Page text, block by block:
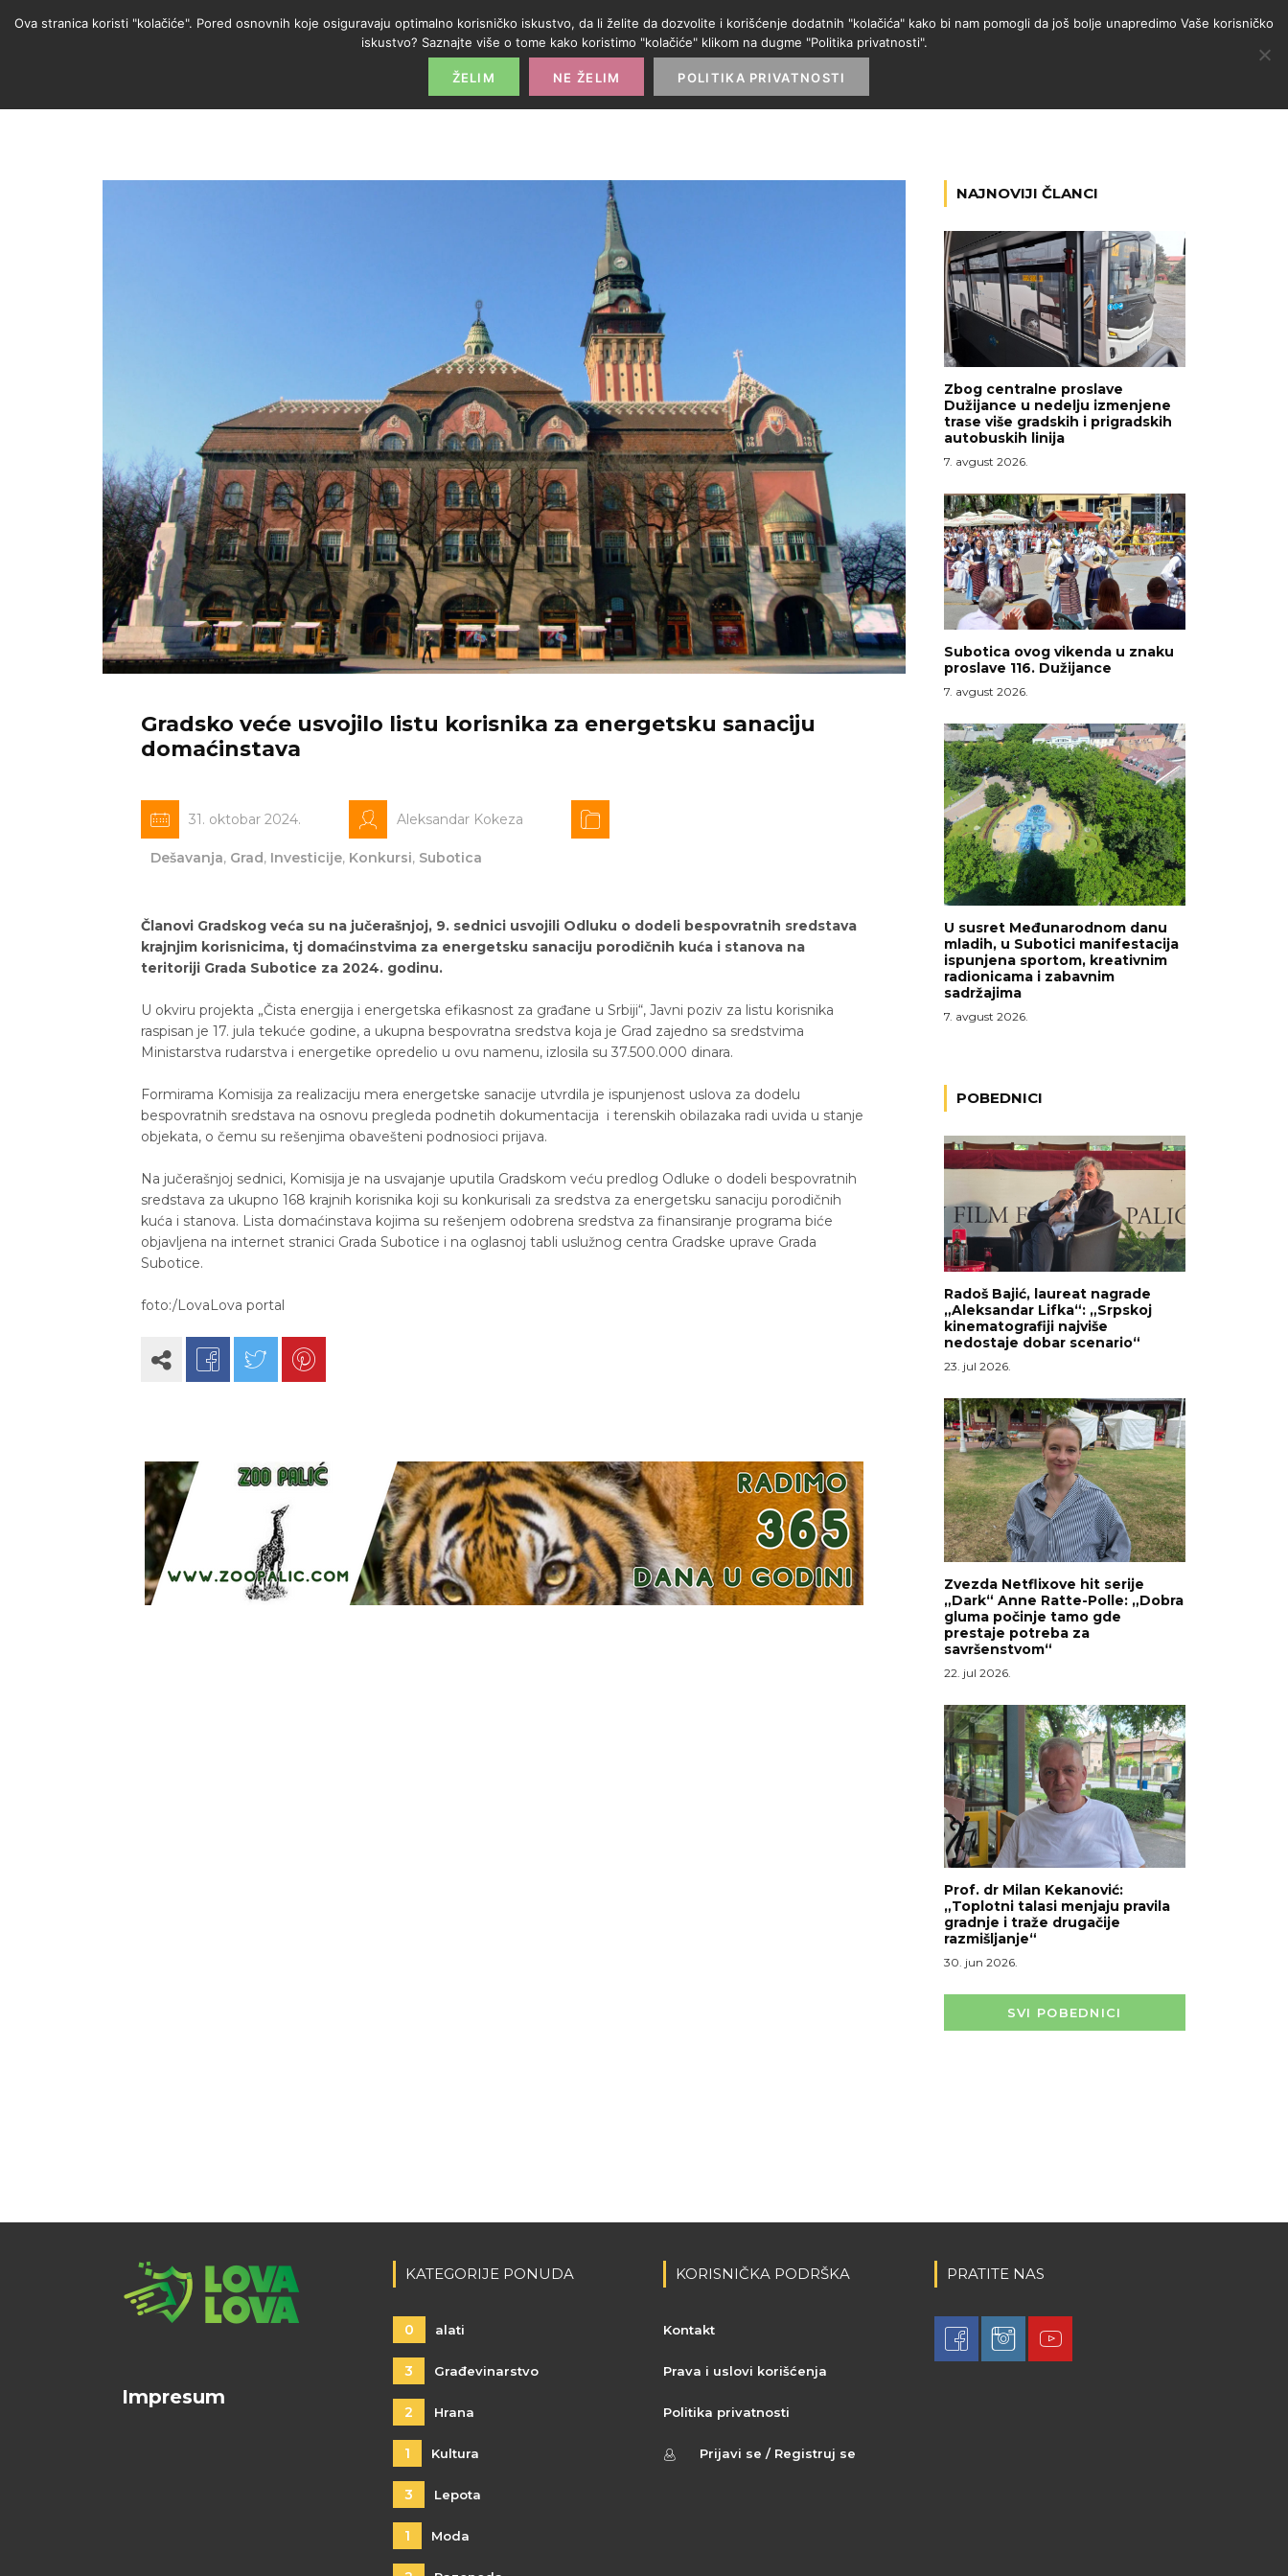
POČETNA PROMO IZLOG PARTNERI KATEGORIJE
Gradsko veće usvojilo listu korisnika za energetsku sanaciju
domaćinstava
31. oktobar 2024. Aleksandar Kokeza
Dešavanja, Grad , Investicije, Konkursi, Subotica
Članovi Gradskog veća su na jučerašnjoj, 9. sednici usvojili Odluku o dodeli bespovratnih sredstava
krajnjim korisnicima, tj domaćinstvima za energetsku sanaciju porodičnih kuća i stanova na
teritoriji Grada Subotice za 2024. godinu.
U okviru projekta „Čista energija i energetska efikasnost za građane u Srbiji“, Javni poziv za listu korisnika
raspisan je 17. jula tekuće godine, a ukupna bespovratna sredstva koja je Grad zajedno sa sredstvima
Ministarstva rudarstva i energetike opredelio u ovu namenu, izlosila su 37.500.000 dinara.
Formirama Komisija za realizaciju mera energetske sanacije utvrdila je ispunjenost uslova za dodelu
bespovratnih sredstava na osnovu pregleda podnetih dokumentacija i terenskih obilazaka radi uvida u stanje
objekata, o čemu su rešenjima obavešteni podnosioci prijava.
Na jučerašnjoj sednici, Komisija je na usvajanje uputila Gradskom veću predlog Odluke o dodeli bespovratnih
sredstava za ukupno 168 krajnih korisnika koji su konkurisali za sredstva za energetsku sanaciju porodičnih
kuća i stanova. Lista domaćinstava kojima su rešenjem odobrena sredstva za finansiranje programa biće
objavljena na internet stranici Grada Subotice i na oglasnoj tabli uslužnog centra Gradske uprave Grada
Subotice.
foto:/LovaLova portal
NAJNOVIJI ČLANCI
Zbog centralne proslave
Dužijance u nedelju izmenjene
trase više gradskih i prigradskih
autobuskih linija
7. avgust 2026.
Subotica ovog vikenda u znaku
proslave 116. Dužijance
7. avgust 2026.
U susret Međunarodnom danu
mladih, u Subotici manifestacija
ispunjena sportom, kreativnim
radionicama i zabavnim
sadržajima
7. avgust 2026.
POBEDNICI
Radoš Bajić, laureat nagrade
„Aleksandar Lifka“: „Srpskoj
kinematografiji najviše
nedostaje dobar scenario“
23. jul 2026.
Zvezda Netflixove hit serije
„Dark“ Anne Ratte-Polle: „Dobra
gluma počinje tamo gde
prestaje potreba za
savršenstvom“
22. jul 2026.
Prof. dr Milan Kekanović:
„Toplotni talasi menjaju pravila
gradnje i traže drugačije
razmišljanje“
30. jun 2026.
SVI POBEDNICI
Impresum
KATEGORIJE PONUDA
0 alati
3 Građevinarstvo
2 Hrana
1 Kultura
3 Lepota
1 Moda
KORISNIČKA PODRŠKA
Kontakt
Prava i uslovi korišćenja
Politika privatnosti
Prijavi se / Registruj se
PRATITE NAS
Ova stranica koristi "kolačiće". Pored osnovnih koje osiguravaju optimalno korisničko iskustvo, da li želite da dozvolite i korišćenje dodatnih "kolačića" kako bi nam pomogli da još bolje unapredimo Vaše korisničko
iskustvo? Saznajte više o tome kako koristimo "kolačiće" klikom na dugme "Politika privatnosti".
ŽELIM NE ŽELIM POLITIKA PRIVATNOSTI